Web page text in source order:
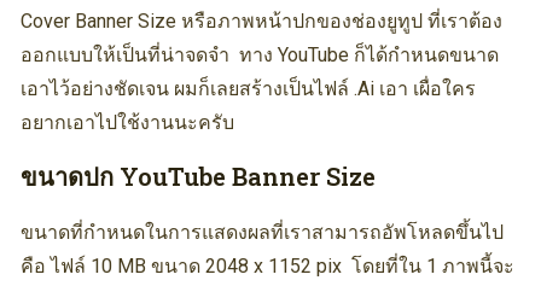
Cover Banner Size หรือภาพหน้าปกของช่องยูทูป ที่เราต้อง
ออกแบบให้เป็นที่น่าจดจำ ทาง YouTube ก็ได้กำหนดขนาด
เอาไว้อย่างชัดเจน ผมก็เลยสร้างเป็นไฟล์ .Ai เอา เผื่อใคร
อยากเอาไปใช้งานนะครับ
ขนาดปก YouTube Banner Size
ขนาดที่กำหนดในการแสดงผลที่เราสามารถอัพโหลดขึ้นไป
คือ ไฟล์ 10 MB ขนาด 2048 x 1152 pix โดยที่ใน 1 ภาพนี้จะ